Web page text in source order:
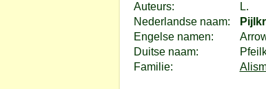
Auteurs:
L.
Nederlandse naam:
Engelse namen:
Duitse naam:
Familie: